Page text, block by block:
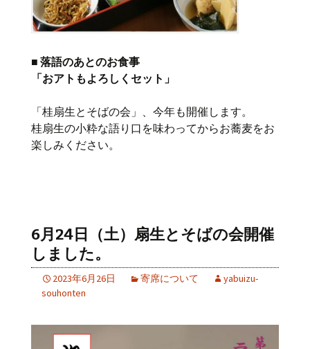
■ 落語のあとのお食事
「おアトもよろしくセット」
「桂扇生とそばの会」、今年も開催します。
桂扇生の小粋な語り口を味わってからお蕎麦をお
楽しみください。
6月24日（土）扇生とそばの会開催
しました。
2023年6月26日 寄席について
yabuizu-
souhonten